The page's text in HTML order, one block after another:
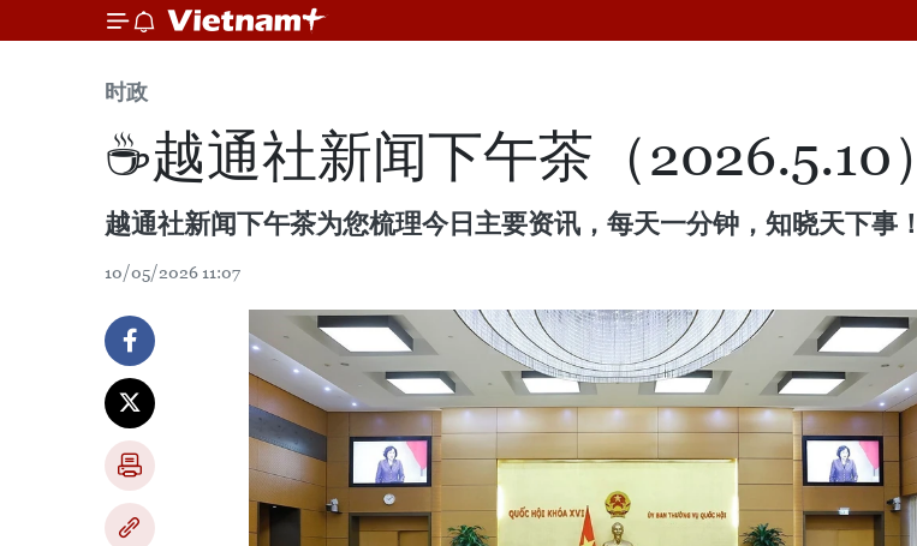
时政
☕️越通社新闻下午茶（2026.5.10）
越通社新闻下午茶为您梳理今日主要资讯，每天一分钟，知晓天下事！
10/05/2026 11:07